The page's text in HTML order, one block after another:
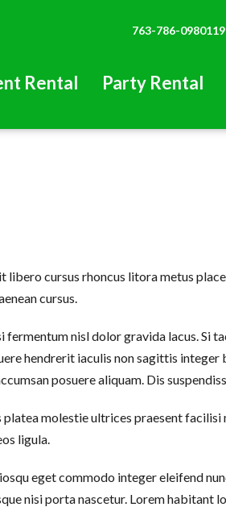
763-786-0980
Rental Party Rental
cursus rhoncus litora metus
cursus.
nisl dolor gravida lacus. Si
hendrerit iaculis non sagittis
posuere aliquam. Dis
molestie ultrices praesent facilisi
ligula.
eget commodo integer eleifend
nisi porta nascetur. Lorem